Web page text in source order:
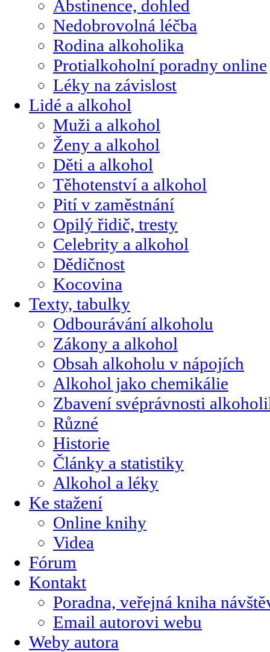
Abstinence, dohled
Nedobrovolná léčba
Rodina alkoholika
Protialkoholní poradny online
Léky na závislost
Lidé a alkohol
Muži a alkohol
Ženy a alkohol
Děti a alkohol
Těhotenství a alkohol
Pití v zaměstnání
Opilý řidič, tresty
Celebrity a alkohol
Dědičnost
Kocovina
Texty, tabulky
Odbourávání alkoholu
Zákony a alkohol
Obsah alkoholu v nápojích
Alkohol jako chemikálie
Zbavení svéprávnosti
Různé
Historie
Články a statistiky
Alkohol a léky
Ke stažení
Online knihy
Videa
Fórum
Kontakt
Poradna, veřejná kniha
Email autorovi webu
Weby autora